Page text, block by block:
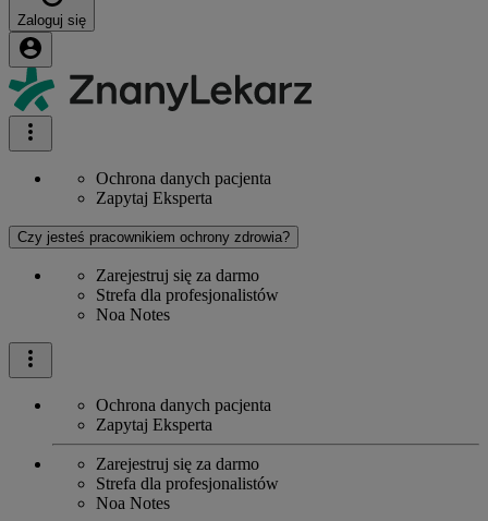
Zaloguj się
Ochrona danych pacjenta
Zapytaj Eksperta
Czy jesteś pracownikiem ochrony zdrowia?
Zarejestruj się za darmo
Strefa dla profesjonalistów
Noa Notes
Ochrona danych pacjenta
Zapytaj Eksperta
Zarejestruj się za darmo
Strefa dla profesjonalistów
Noa Notes